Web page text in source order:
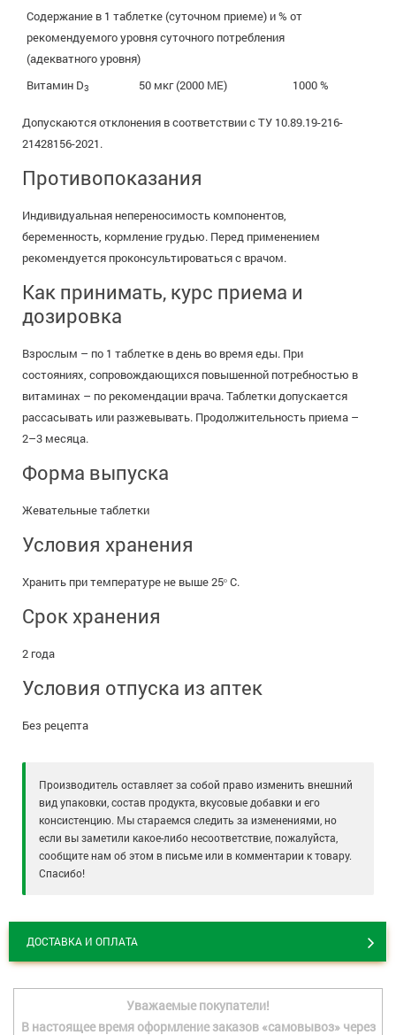
Содержание в 1 таблетке (суточном приеме) и % от
рекомендуемого уровня суточного потребления
(адекватного уровня)
Витамин D3 50 мкг (2000 МЕ) 1000 %
Допускаются отклонения в соответствии с ТУ 10.89.19-216-
21428156-2021.
Противопоказания
Индивидуальная непереносимость компонентов,
беременность, кормление грудью. Перед применением
рекомендуется проконсультироваться с врачом.
Как принимать, курс приема и
дозировка
Взрослым – по 1 таблетке в день во время еды. При
состояниях, сопровождающихся повышенной потребностью в
витаминах – по рекомендации врача. Таблетки допускается
рассасывать или разжевывать. Продолжительность приема –
2–3 месяца.
Форма выпуска
Жевательные таблетки
Условия хранения
Хранить при температуре не выше 25ᵒ С.
Срок хранения
2 года
Условия отпуска из аптек
Без рецепта
Производитель оставляет за собой право изменить внешний
вид упаковки, состав продукта, вкусовые добавки и его
консистенцию. Мы стараемся следить за изменениями, но
если вы заметили какое-либо несоответствие, пожалуйста,
сообщите нам об этом в письме или в комментарии к товару.
Спасибо!
ДОСТАВКА И ОПЛАТА
Уважаемые покупатели!
В настоящее время оформление заказов «самовывоз» через